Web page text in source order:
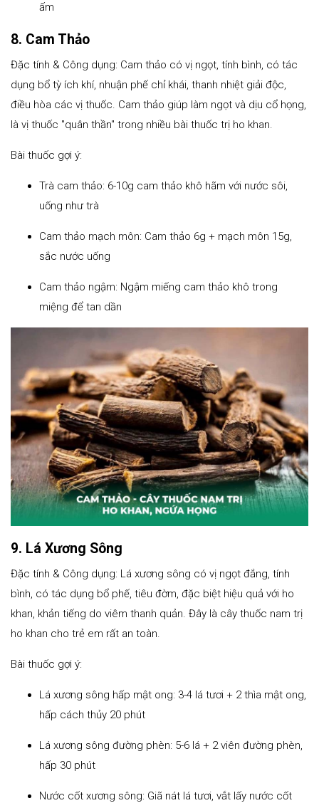
ấm
8. Cam Thảo
Đặc tính & Công dụng: Cam thảo có vị ngọt, tính bình, có tác
dụng bổ tỳ ích khí, nhuận phế chỉ khái, thanh nhiệt giải độc,
điều hòa các vị thuốc. Cam thảo giúp làm ngọt và dịu cổ họng,
là vị thuốc "quân thần" trong nhiều bài thuốc trị ho khan.
Bài thuốc gợi ý:
Trà cam thảo: 6-10g cam thảo khô hãm với nước sôi,
uống như trà
Cam thảo mạch môn: Cam thảo 6g + mạch môn 15g,
sắc nước uống
Cam thảo ngậm: Ngậm miếng cam thảo khô trong
miệng để tan dần
9. Lá Xương Sông
Đặc tính & Công dụng: Lá xương sông có vị ngọt đắng, tính
bình, có tác dụng bổ phế, tiêu đờm, đặc biệt hiệu quả với ho
khan, khản tiếng do viêm thanh quản. Đây là cây thuốc nam trị
ho khan cho trẻ em rất an toàn.
Bài thuốc gợi ý:
Lá xương sông hấp mật ong: 3-4 lá tươi + 2 thìa mật ong,
hấp cách thủy 20 phút
Lá xương sông đường phèn: 5-6 lá + 2 viên đường phèn,
hấp 30 phút
Nước cốt xương sông: Giã nát lá tươi, vắt lấy nước cốt